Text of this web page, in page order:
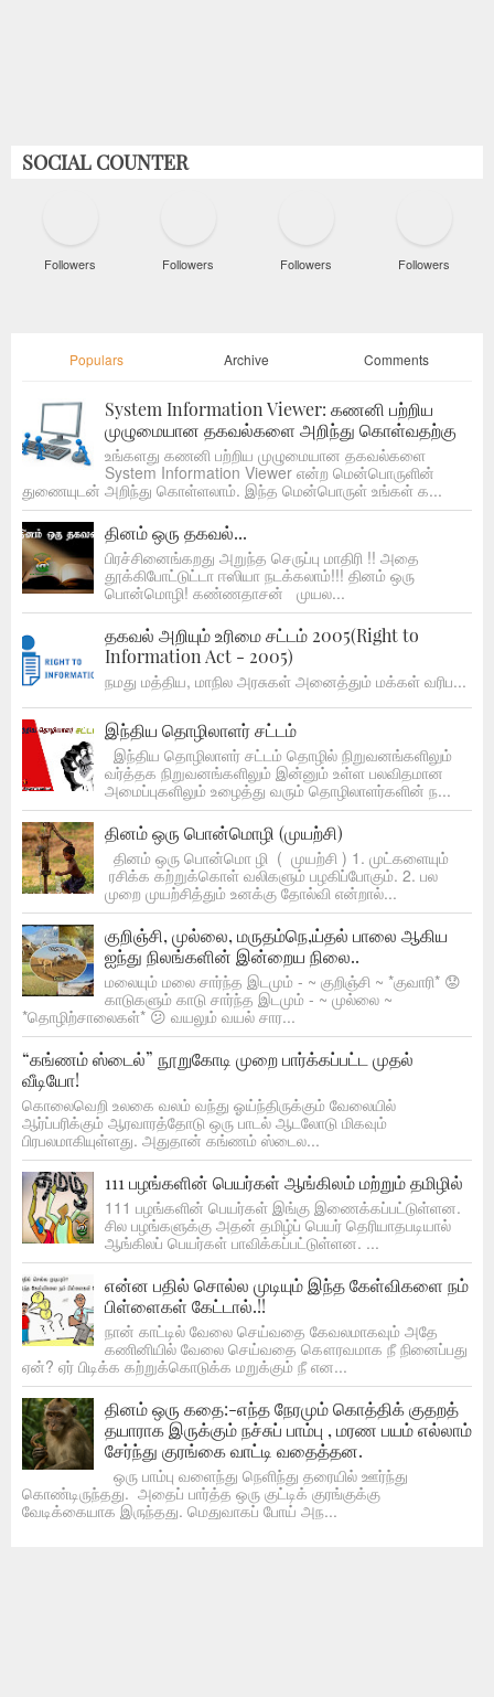
SOCIAL COUNTER
Followers Followers Followers Followers
Populars Archive Comments
System Information Viewer: கணனி பற்றிய
முழுமையான தகவல்களை அறிந்து கொள்வதற்கு
உங்களது கணனி பற்றிய முழுமையான தகவல்களை
System Information Viewer என்ற மென்பொருளின்
துணையுடன் அறிந்து கொள்ளலாம். இந்த மென்பொருள் உங்கள் க...
தினம் ஒரு தகவல்...
பிரச்சினைங்கறது அறுந்த செருப்பு மாதிரி !! அதை
தூக்கிபோட்டுட்டா ஈஸியா நடக்கலாம்!!! தினம் ஒரு
பொன்மொழி! கண்ணதாசன் முயல...
தகவல் அறியும் உரிமை சட்டம் 2005(Right to
Information Act - 2005)
நமது மத்திய, மாநில அரசுகள் அனைத்தும் மக்கள் வரிப...
இந்திய தொழிலாளர் சட்டம்
இந்திய தொழிலாளர் சட்டம் தொழில் நிறுவனங்களிலும்
வர்த்தக நிறுவனங்களிலும் இன்னும் உள்ள பலவிதமான
அமைப்புகளிலும் உழைத்து வரும் தொழிலாளர்களின் ந...
தினம் ஒரு பொன்மொழி (முயற்சி)
தினம் ஒரு பொன்மொ ழி ( முயற்சி ) 1. முட்களையும்
ரசிக்க கற்றுக்கொள் வலிகளும் பழகிப்போகும். 2. பல
முறை முயற்சித்தும் உனக்கு தோல்வி என்றால்...
குறிஞ்சி, முல்லை, மருதம்நெ,ய்தல் பாலை ஆகிய
ஐந்து நிலங்களின் இன்றைய நிலை..
மலையும் மலை சார்ந்த இடமும் - ~ குறிஞ்சி ~ *குவாரி* 😟
காடுகளும் காடு சார்ந்த இடமும் - ~ முல்லை ~
*தொழிற்சாலைகள்* 😕 வயலும் வயல் சார...
“கங்ணம் ஸ்டைல்” நூறுகோடி முறை பார்க்கப்பட்ட முதல்
வீடியோ!
கொலைவெறி உலகை வலம் வந்து ஓய்ந்திருக்கும் வேலையில்
ஆர்ப்பரிக்கும் ஆரவாரத்தோடு ஒரு பாடல் ஆடலோடு மிகவும்
பிரபலமாகியுள்ளது. அதுதான் கங்ணம் ஸ்டைல...
111 பழங்களின் பெயர்கள் ஆங்கிலம் மற்றும் தமிழில்
111 பழங்களின் பெயர்கள் இங்கு இணைக்கப்பட்டுள்ளன.
சில பழங்களுக்கு அதன் தமிழ்ப் பெயர் தெரியாதபடியால்
ஆங்கிலப் பெயர்கள் பாவிக்கப்பட்டுள்ளன. ...
என்ன பதில் சொல்ல முடியும் இந்த கேள்விகளை நம்
பிள்ளைகள் கேட்டால்.!!
நான் காட்டில் வேலை செய்வதை கேவலமாகவும் அதே
கணினியில் வேலை செய்வதை கௌரவமாக நீ நினைப்பது
ஏன்? ஏர் பிடிக்க கற்றுக்கொடுக்க மறுக்கும் நீ என...
தினம் ஒரு கதை:-எந்த நேரமும் கொத்திக் குதறத்
தயாராக இருக்கும் நச்சுப் பாம்பு , மரண பயம் எல்லாம்
சேர்ந்து குரங்கை வாட்டி வதைத்தன.
ஒரு பாம்பு வளைந்து நெளிந்து தரையில் ஊர்ந்து
கொண்டிருந்தது. அதைப் பார்த்த ஒரு குட்டிக் குரங்குக்கு
வேடிக்கையாக இருந்தது. மெதுவாகப் போய் அந...